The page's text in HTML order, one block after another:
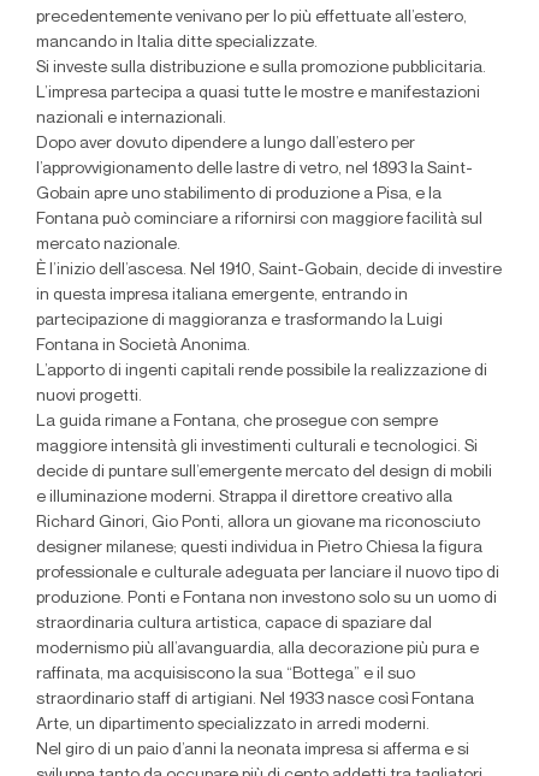
precedentemente venivano per lo più effettuate all’estero,
mancando in Italia ditte specializzate.
Si investe sulla distribuzione e sulla promozione pubblicitaria.
L’impresa partecipa a quasi tutte le mostre e manifestazioni
nazionali e internazionali.
Dopo aver dovuto dipendere a lungo dall’estero per
l’approvvigionamento delle lastre di vetro, nel 1893 la Saint-
Gobain apre uno stabilimento di produzione a Pisa, e la
Fontana può cominciare a rifornirsi con maggiore facilità sul
mercato nazionale.
È l’inizio dell’ascesa. Nel 1910, Saint-Gobain, decide di investire
in questa impresa italiana emergente, entrando in
partecipazione di maggioranza e trasformando la Luigi
Fontana in Società Anonima.
L’apporto di ingenti capitali rende possibile la realizzazione di
nuovi progetti.
La guida rimane a Fontana, che prosegue con sempre
maggiore intensità gli investimenti culturali e tecnologici. Si
decide di puntare sull’emergente mercato del design di mobili
e illuminazione moderni. Strappa il direttore creativo alla
Richard Ginori, Gio Ponti, allora un giovane ma riconosciuto
designer milanese; questi individua in Pietro Chiesa la figura
professionale e culturale adeguata per lanciare il nuovo tipo di
produzione. Ponti e Fontana non investono solo su un uomo di
straordinaria cultura artistica, capace di spaziare dal
modernismo più all’avanguardia, alla decorazione più pura e
raffinata, ma acquisiscono la sua “Bottega” e il suo
straordinario staff di artigiani. Nel 1933 nasce così Fontana
Arte, un dipartimento specializzato in arredi moderni.
Nel giro di un paio d’anni la neonata impresa si afferma e si